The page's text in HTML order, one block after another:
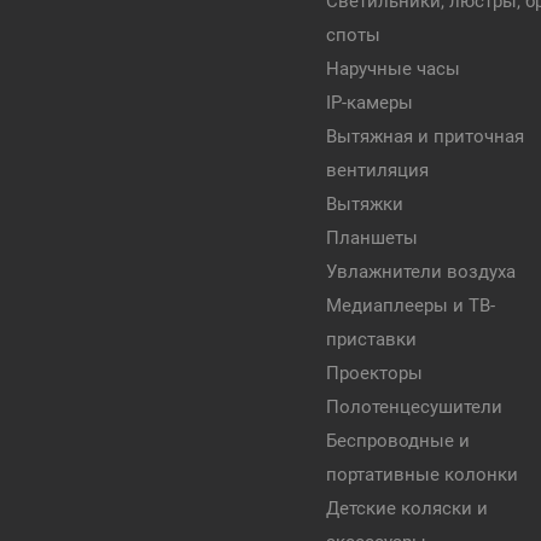
споты
Наручные часы
IP-камеры
Вытяжная и приточная
вентиляция
Вытяжки
Планшеты
Увлажнители воздуха
Медиаплееры и ТВ-
приставки
Проекторы
Полотенцесушители
Беспроводные и
портативные колонки
Детские коляски и